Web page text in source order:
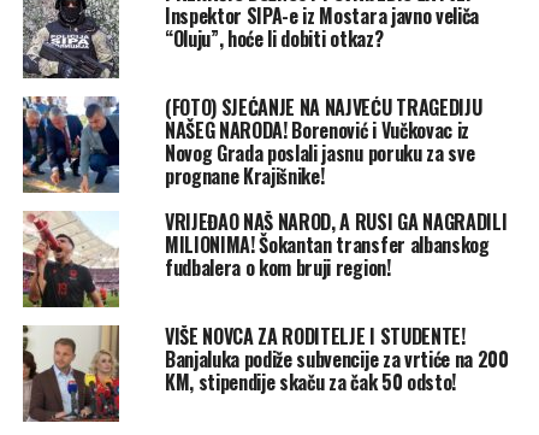
Inspektor SIPA-e iz Mostara javno veliča
“Oluju”, hoće li dobiti otkaz?
(FOTO) SJEĆANJE NA NAJVEĆU TRAGEDIJU
NAŠEG NARODA! Borenović i Vučkovac iz
Novog Grada poslali jasnu poruku za sve
prognane Krajišnike!
VRIJEĐAO NAŠ NAROD, A RUSI GA NAGRADILI
MILIONIMA! Šokantan transfer albanskog
fudbalera o kom bruji region!
VIŠE NOVCA ZA RODITELJE I STUDENTE!
Banjaluka podiže subvencije za vrtiće na 200
KM, stipendije skaču za čak 50 odsto!